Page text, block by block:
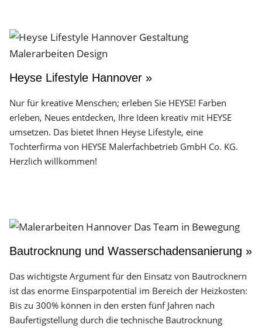
Heyse Lifestyle Hannover »
Nur für kreative Menschen; erleben Sie HEYSE! Farben
erleben, Neues entdecken, Ihre Ideen kreativ mit HEYSE
umsetzen. Das bietet Ihnen Heyse Lifestyle, eine
Tochterfirma von HEYSE Malerfachbetrieb GmbH Co. KG.
Herzlich willkommen!
Bautrocknung und Wasserschadensanierung »
Das wichtigste Argument für den Einsatz von Bautrocknern
ist das enorme Einsparpotential im Bereich der Heizkosten:
Bis zu 300% können in den ersten fünf Jahren nach
Baufertigstellung durch die technische Bautrocknung